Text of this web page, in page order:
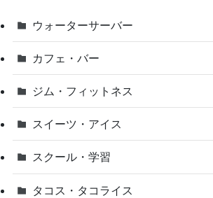
ウォーターサーバー
カフェ・バー
ジム・フィットネス
スイーツ・アイス
スクール・学習
タコス・タコライス